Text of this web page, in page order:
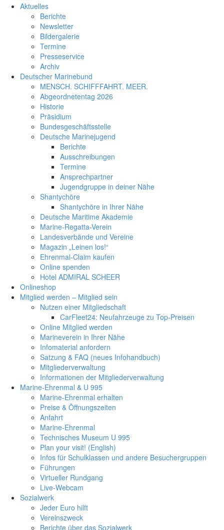
Aktuelles
Berichte
Newsletter
Bildergalerie
Termine
Presseservice
Archiv
Deutscher Marinebund
MENSCH. SCHIFFFAHRT. MEER.
Abgeordnetentag 2026
Historie
Präsidium
Bundesgeschäftsstelle
Deutsche Marinejugend
Berichte
Ausschreibungen
Termine
Ansprechpartner
Jugendgruppe in deiner Nähe
Shantychöre
Shantychöre in Ihrer Nähe
Deutsche Maritime Akademie
Marine-Regatta-Verein
Landesverbände und Vereine
Magazin „Leinen los!“
Ehrenmal-Claim kaufen
Online spenden
Hotel ADMIRAL SCHEER
Onlineshop
Mitglied werden – Mitglied sein
Nutzen einer Mitgliedschaft
CarFleet24: Neufahrzeuge zu Top-Preisen
Online Mitglied werden
Marineverein in Ihrer Nähe
Infomaterial anfordern
Satzung & FAQ (neues Infohandbuch)
Mitgliederverwaltung
Informationen der Mitgliederverwaltung
Marine-Ehrenmal & U 995
Marine-Ehrenmal erhalten
Preise & Öffnungszeiten
Anfahrt
Marine-Ehrenmal
Technisches Museum U 995
Plan your visit! (English)
Infos für Schulklassen und andere Besuchergruppen
Führungen
Virtueller Rundgang
Live-Webcam
Sozialwerk
Jeder Euro hilft
Vereinszweck
Berichte über das Sozialwerk